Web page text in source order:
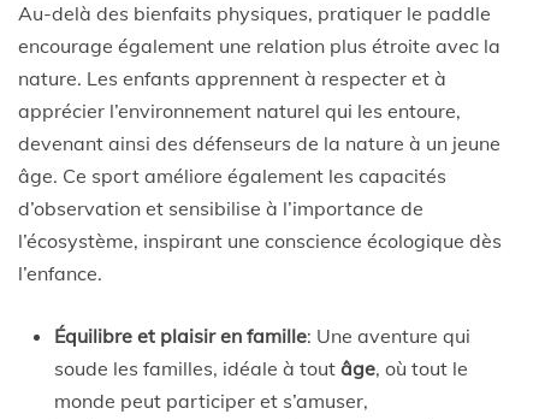
Au-delà des bienfaits physiques, pratiquer le paddle
encourage également une relation plus étroite avec la
nature. Les enfants apprennent à respecter et à
apprécier l’environnement naturel qui les entoure,
devenant ainsi des défenseurs de la nature à un jeune
âge. Ce sport améliore également les capacités
d’observation et sensibilise à l’importance de
l’écosystème, inspirant une conscience écologique dès
l’enfance.
Équilibre et plaisir en famille: Une aventure qui
soude les familles, idéale à tout âge, où tout le
monde peut participer et s’amuser,